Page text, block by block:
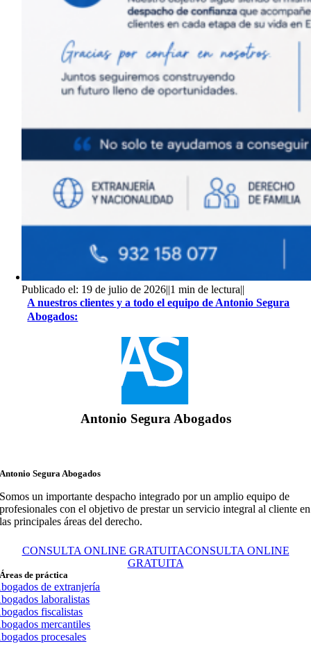
Publicado el: 19 de julio de 2026||1 min de lectura||
A nuestros clientes y a todo el equipo de Antonio Segura
Abogados:
Antonio Segura Abogados
Antonio Segura Abogados
Somos un importante despacho integrado por un amplio equipo de
profesionales con el objetivo de prestar un servicio integral al cliente en
las principales áreas del derecho.
CONSULTA ONLINE GRATUITACONSULTA ONLINE
GRATUITA
Áreas de práctica
de extranjería
laboralistas
fiscalistas
mercantiles
procesales